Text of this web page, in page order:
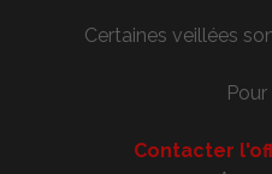
Certaines veillées
Contacter